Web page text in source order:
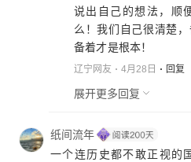
说出自己的想法，顺
么！我们自己很清楚
备着才是根本！
辽宁网友 4月28日 回复
展开更多回复
纸间流年
一个连历史都不敢正视的